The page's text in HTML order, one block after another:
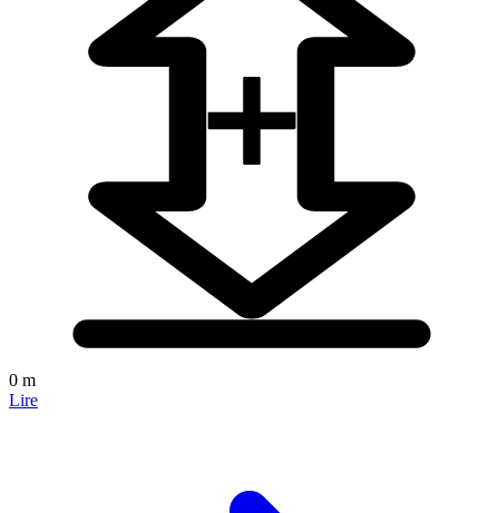
0 m
Lire